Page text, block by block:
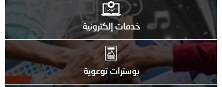
خدمات إلكترونية
بوسترات توعوية